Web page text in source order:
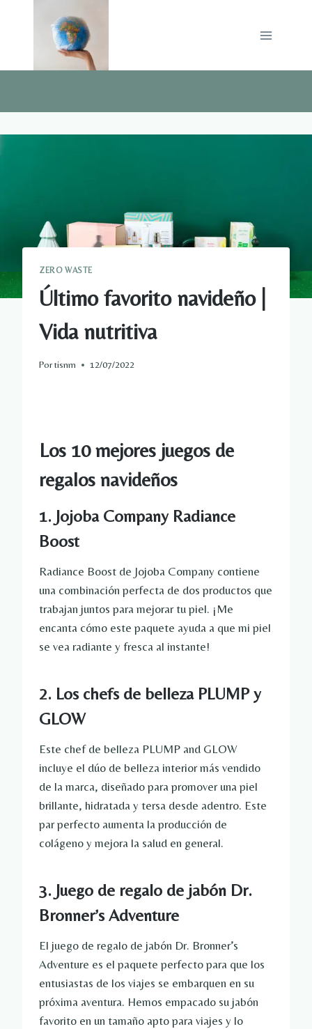
ZERO WASTE
Último favorito navideño |
Vida nutritiva
Portisnm 12/07/2022
Los 10 mejores juegos de
regalos navideños
1. Jojoba Company Radiance
Boost
Radiance Boost de Jojoba Company contiene
una combinación perfecta de dos productos que
trabajan juntos para mejorar tu piel. ¡Me
encanta cómo este paquete ayuda a que mi piel
se vea radiante y fresca al instante!
2. Los chefs de belleza PLUMP y
GLOW
Este chef de belleza PLUMP and GLOW
incluye el dúo de belleza interior más vendido
de la marca, diseñado para promover una piel
brillante, hidratada y tersa desde adentro. Este
par perfecto aumenta la producción de
colágeno y mejora la salud en general.
3. Juego de regalo de jabón Dr.
Bronner’s Adventure
El juego de regalo de jabón Dr. Bronner’s
Adventure es el paquete perfecto para que los
entusiastas de los viajes se embarquen en su
próxima aventura. Hemos empacado su jabón
favorito en un tamaño apto para viajes y lo